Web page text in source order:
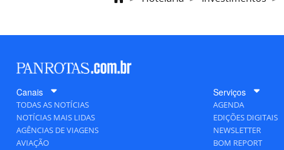
Canais
TODAS AS NOTÍCIAS
NOTÍCIAS MAIS LIDAS
AGÊNCIAS DE VIAGENS
AVIAÇÃO
Serviços
AGENDA
EDIÇÕES DIGITAIS
NEWSLETTER
BOM REPORT